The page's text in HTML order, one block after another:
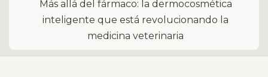
Más allá del fármaco: la dermocosmética
inteligente que está revolucionando la
medicina veterinaria